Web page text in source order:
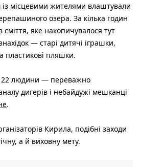
місцевими жителями влаштували
озера. За кілька годин
сміття, яке накопичувалося тут
— старі дитячі іграшки,
пластикові пляшки.
22 людини — переважно
дигерів і небайдужі мешканці
.
Кирила, подібні заходи
а й виховну мету.